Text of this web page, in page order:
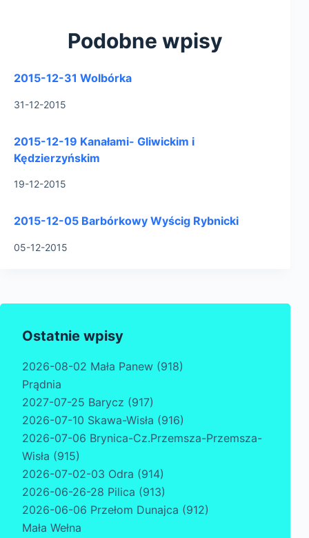
Podobne wpisy
2015-12-31 Wolbórka
31-12-2015
2015-12-19 Kanałami- Gliwickim i
Kędzierzyńskim
19-12-2015
2015-12-05 Barbórkowy Wyścig Rybnicki
05-12-2015
Ostatnie wpisy
2026-08-02 Mała Panew (918)
Prądnia
2027-07-25 Barycz (917)
2026-07-10 Skawa-Wisła (916)
2026-07-06 Brynica-Cz.Przemsza-Przemsza-
Wisła (915)
2026-07-02-03 Odra (914)
2026-06-26-28 Pilica (913)
2026-06-06 Przełom Dunajca (912)
Mała Wełna